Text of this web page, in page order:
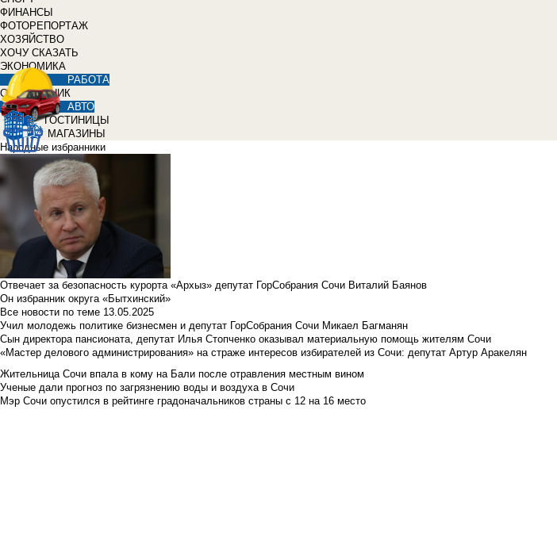
ФИНАНСЫ
ФОТОРЕПОРТАЖ
ХОЗЯЙСТВО
ХОЧУ СКАЗАТЬ
ЭКОНОМИКА
РАБОТА
СПРАВОЧНИК
АВТО
ГОСТИНИЦЫ
МАГАЗИНЫ
Народные избранники
Отвечает за безопасность курорта «Архыз» депутат ГорСобрания Сочи Виталий Баянов
Он избранник округа «Бытхинский»
Все новости по теме 13.05.2025
Учил молодежь политике бизнесмен и депутат ГорСобрания Сочи Микаел Багманян
Сын директора пансионата, депутат Илья Стопченко оказывал материальную помощь жителям Сочи
«Мастер делового администрирования» на страже интересов избирателей из Сочи: депутат Артур Аракелян
Жительница Сочи впала в кому на Бали после отравления местным вином
Ученые дали прогноз по загрязнению воды и воздуха в Сочи
Мэр Сочи опустился в рейтинге градоначальников страны с 12 на 16 место